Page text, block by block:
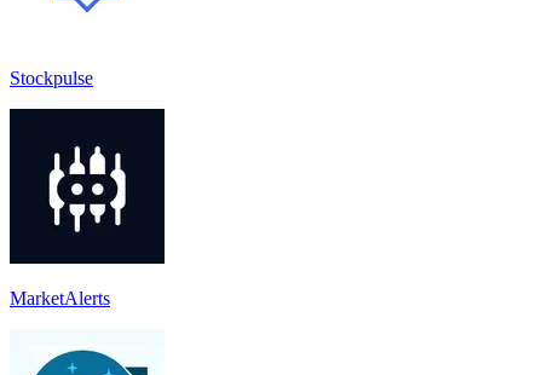
Stockpulse
MarketAlerts